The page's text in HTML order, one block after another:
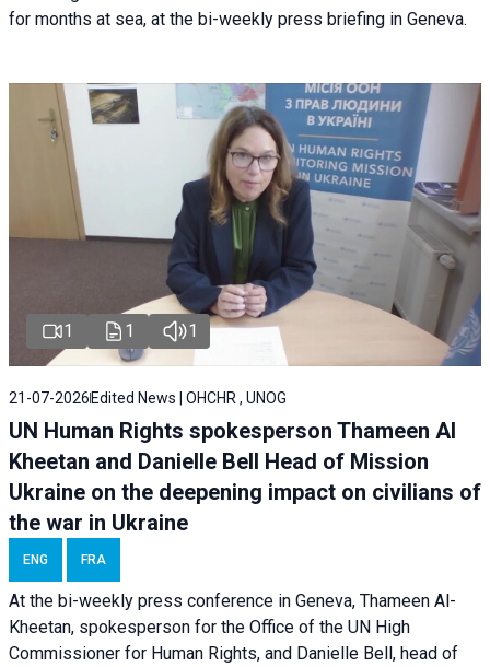
for months at sea, at the bi-weekly press briefing in Geneva.
1 1 1
21-07-2026 Edited News | OHCHR , UNOG
UN Human Rights spokesperson Thameen Al
Kheetan and Danielle Bell Head of Mission
Ukraine on the deepening impact on civilians of
the war in Ukraine
ENG FRA
At the bi-weekly press conference in Geneva, Thameen Al-
Kheetan, spokesperson for the Office of the UN High
Commissioner for Human Rights, and Danielle Bell, head of